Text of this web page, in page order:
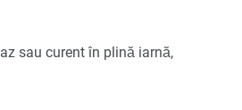
sau curent în plină iarnă,